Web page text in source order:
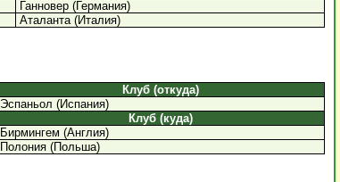
Ганновер (Германия)
Аталанта (Италия)
Клуб (откуда)
Эспаньол (Испания)
Клуб (куда)
Бирмингем (Англия)
Полония (Польша)